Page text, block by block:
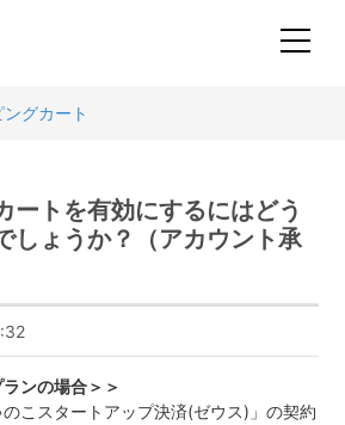
グカート
ートを有効にするにはどう
しょうか？（アカウント承
ンの場合＞＞
こスタートアップ決済(ゼウス)」の契約